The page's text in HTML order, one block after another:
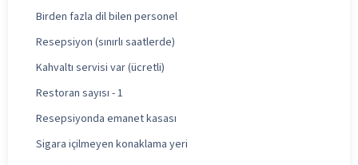
Birden fazla dil bilen personel
Resepsiyon (sınırlı saatlerde)
Kahvaltı servisi var (ücretli)
Restoran sayısı - 1
Resepsiyonda emanet kasası
Sigara içilmeyen konaklama yeri